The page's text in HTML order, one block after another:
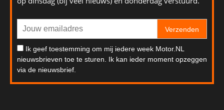
Verzenden
Ik geef toestemming om mij iedere week Motor.NL
nieuwsbrieven toe te sturen. Ik kan ieder moment opzeggen
via de nieuwsbrief.